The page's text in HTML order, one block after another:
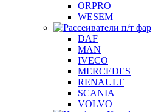
ORPRO
WESEM
DAF
MAN
IVECO
MERCEDES
RENAULT
SCANIA
VOLVO